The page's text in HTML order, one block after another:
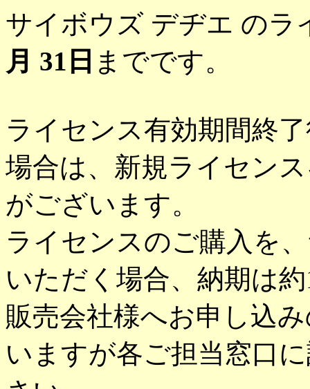
サイボウズ デヂエ の
月 31日 までです。
ライセンス有効期間終
場合は、新規ライセン
がございます。
ライセンスのご購入を
いただく場合、納期は
販売会社様へお申し込
いますが各ご担当窓口